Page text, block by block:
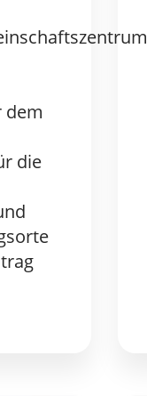
dem
die